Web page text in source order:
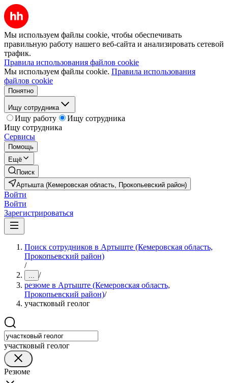
Мы используем файлы cookie, чтобы обеспечивать
правильную работу нашего веб-сайта и анализировать сетевой
трафик.
Правила использования файлов cookie
Мы используем файлы cookie. Правила использования
файлов cookie
Понятно
Ищу сотрудника
Ищу работу
Ищу сотрудника
Ищу сотрудника
Сервисы
Помощь
Ещё
Поиск
Артышта (Кемеровская область, Прокопьевский район)
Войти
Войти
Зарегистрироваться
Поиск сотрудников в Артыште (Кемеровская область,
Прокопьевский район)
/
... /
резюме в Артыште (Кемеровская область,
Прокопьевский район)/
участковый геолог
участковый геолог
Резюме